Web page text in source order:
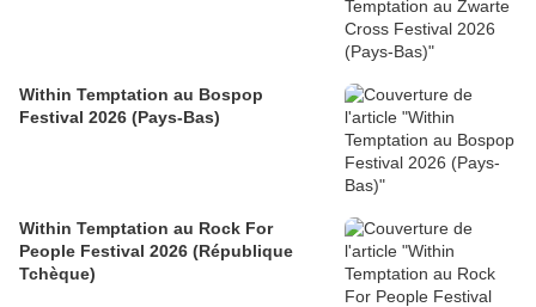
Within Temptation au Bospop
Festival 2026 (Pays-Bas)
Within Temptation au Rock For
People Festival 2026 (République
Tchèque)